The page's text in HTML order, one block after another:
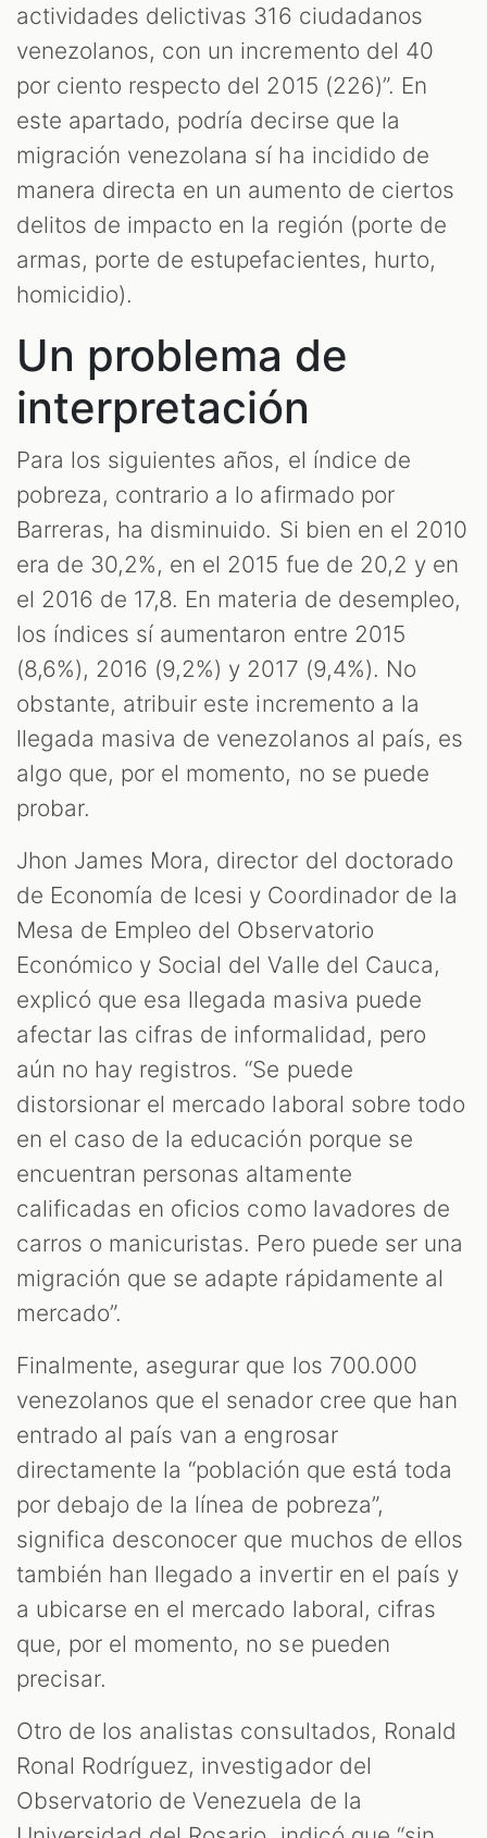
actividades delictivas 316 ciudadanos
venezolanos, con un incremento del 40
por ciento respecto del 2015 (226)”. En
este apartado, podría decirse que la
migración venezolana sí ha incidido de
manera directa en un aumento de ciertos
delitos de impacto en la región (porte de
armas, porte de estupefacientes, hurto,
homicidio).
Un problema de
interpretación
Para los siguientes años, el índice de
pobreza, contrario a lo afirmado por
Barreras, ha disminuido. Si bien en el 2010
era de 30,2%, en el 2015 fue de 20,2 y en
el 2016 de 17,8. En materia de desempleo,
los índices sí aumentaron entre 2015
(8,6%), 2016 (9,2%) y 2017 (9,4%). No
obstante, atribuir este incremento a la
llegada masiva de venezolanos al país, es
algo que, por el momento, no se puede
probar.
Jhon James Mora, director del doctorado
de Economía de Icesi y Coordinador de la
Mesa de Empleo del Observatorio
Económico y Social del Valle del Cauca,
explicó que esa llegada masiva puede
afectar las cifras de informalidad, pero
aún no hay registros. “Se puede
distorsionar el mercado laboral sobre todo
en el caso de la educación porque se
encuentran personas altamente
calificadas en oficios como lavadores de
carros o manicuristas. Pero puede ser una
migración que se adapte rápidamente al
mercado”.
Finalmente, asegurar que los 700.000
venezolanos que el senador cree que han
entrado al país van a engrosar
directamente la “población que está toda
por debajo de la línea de pobreza”,
significa desconocer que muchos de ellos
también han llegado a invertir en el país y
a ubicarse en el mercado laboral, cifras
que, por el momento, no se pueden
precisar.
Otro de los analistas consultados, Ronald
Ronal Rodríguez, investigador del
Observatorio de Venezuela de la